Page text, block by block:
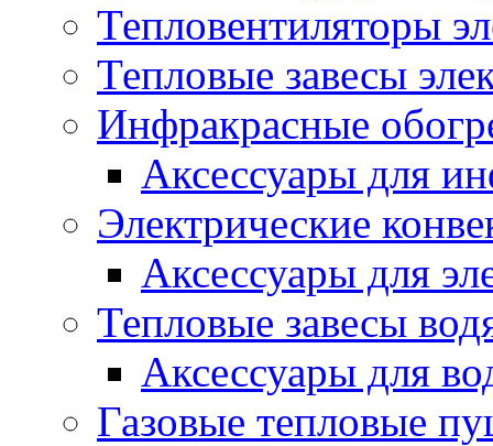
Тепловентиляторы
Тепловые завесы
Инфракрасные
Аксессуары для
Электрические
Аксессуары для
Тепловые завесы
Аксессуары для
Газовые тепловые